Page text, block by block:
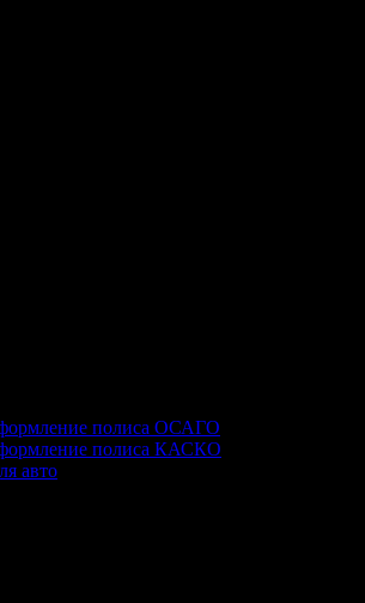
полиса ОСАГО
полиса КАСКО
авто